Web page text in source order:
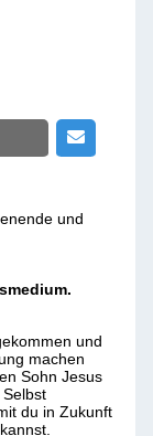
und
und
machen
Sohn Jesus
du in Zukunft